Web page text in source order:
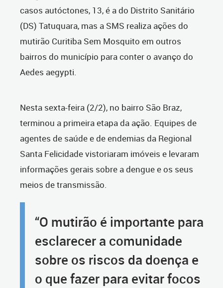
casos autóctones, 13, é a do Distrito Sanitário
(DS) Tatuquara, mas a SMS realiza ações do
mutirão Curitiba Sem Mosquito em outros
bairros do município para conter o avanço do
Aedes aegypti.
Nesta sexta-feira (2/2), no bairro São Braz,
terminou a primeira etapa da ação. Equipes de
agentes de saúde e de endemias da Regional
Santa Felicidade vistoriaram imóveis e levaram
informações gerais sobre a dengue e os seus
meios de transmissão.
“O mutirão é importante para
esclarecer a comunidade
sobre os riscos da doença e
o que fazer para evitar focos